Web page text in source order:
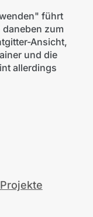
führt
zum
Ansicht,
und die
allerdings